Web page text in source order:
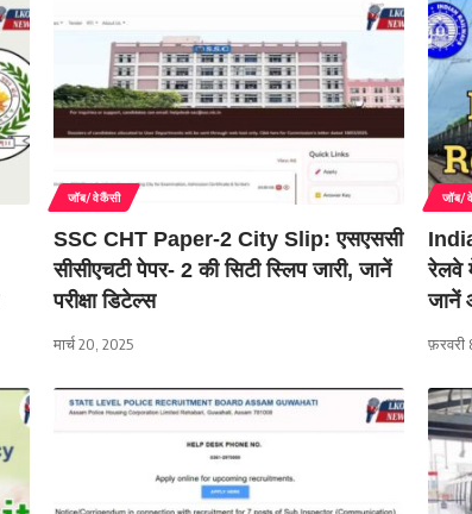
जॉब/वेकैंसी
SSC CHT Paper-2 City Slip: एसएससी
सीसीएचटी पेपर- 2 की सिटी स्लिप जारी, जानें
परीक्षा डिटेल्स
मार्च 20, 2025
जॉब/
रेलवे
जानें
फ़रवरी